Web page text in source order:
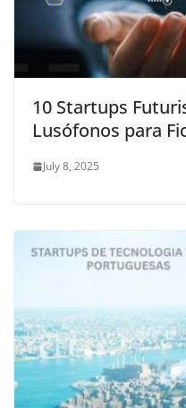
10 Startups
Lusófonos para
July 8, 2025